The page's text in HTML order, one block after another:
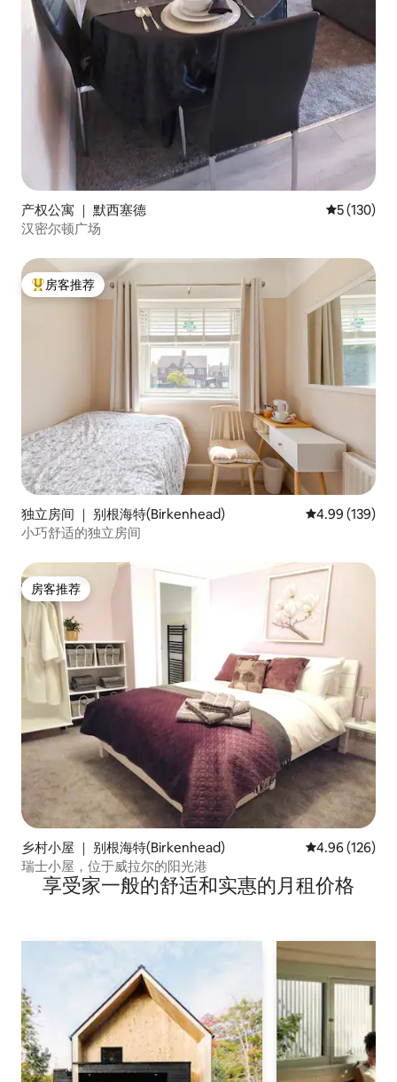
产权公寓 ｜ 默西塞德 平均评分 5
5 (130)
汉密尔顿广场
热门「房客推荐」
房客推荐
独立房间 ｜ 别根海特(Birkenhead) 平均评分 4.99
4.99 (139)
小巧舒适的独立房间
房客推荐
房客推荐
乡村小屋 ｜ 别根海特(Birkenhead) 平均评分 4.96
4.96 (126)
瑞士小屋，位于威拉尔的阳光港
享受家一般的舒适和实惠的月租价格